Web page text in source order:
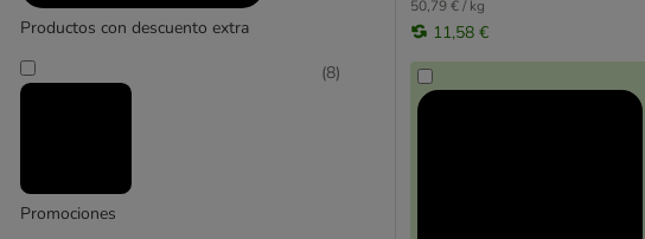
Cachorros
Productos con descuento extra
Promociones
(8)
50,79 € / kg
11,58 €